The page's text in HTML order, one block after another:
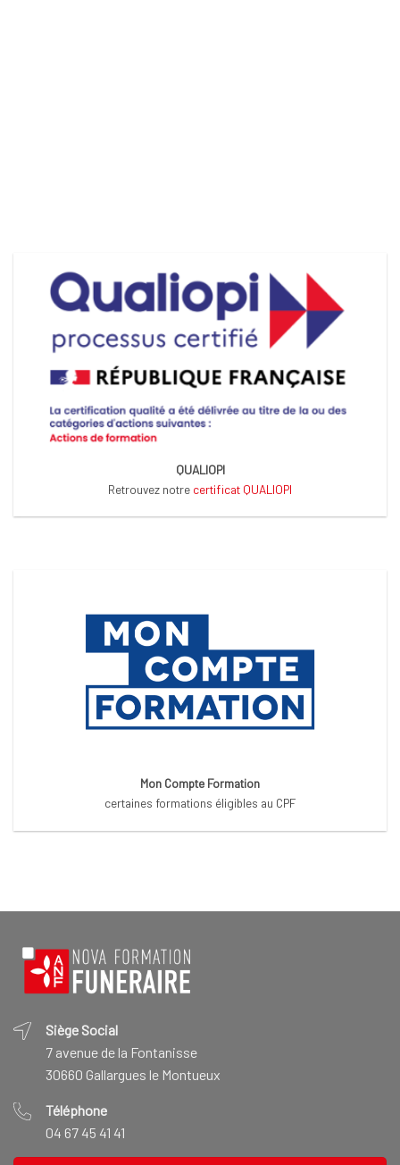
QUALIOPI
Retrouvez notre certificat QUALIOPI
Mon Compte Formation
certaines formations éligibles au CPF
Siège Social
7 avenue de la Fontanisse
30660 Gallargues le Montueux
Téléphone
04 67 45 41 41